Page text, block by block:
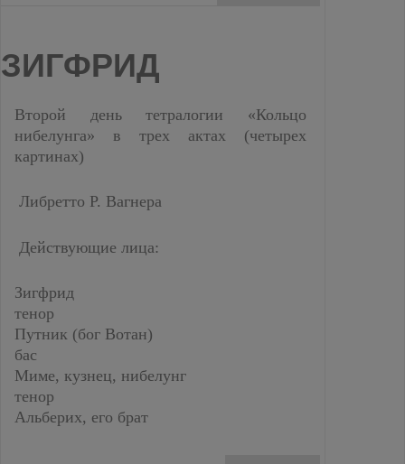
ЗИГФРИД
Второй день тетралогии «Кольцо
нибелунга» в трех актах (четырех
картинах)
Либретто Р. Вагнера
Действующие лица:
Зигфрид
тенор
Путник (бог Вотан)
бас
Миме, кузнец, нибелунг
тенор
Альберих, его брат